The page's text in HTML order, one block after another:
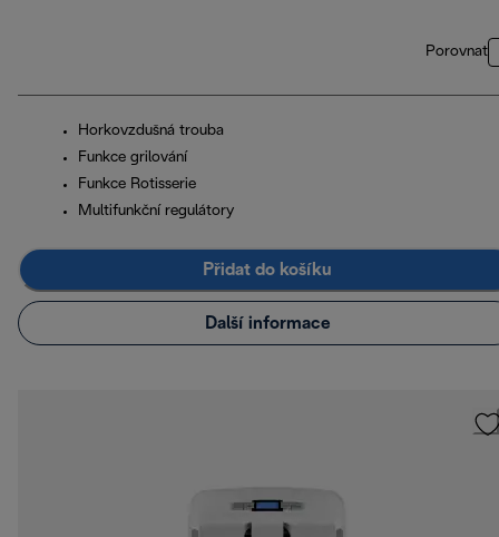
Porovnat
Horkovzdušná trouba
Funkce grilování
Funkce Rotisserie
Multifunkční regulátory
Přidat do košíku
Další informace